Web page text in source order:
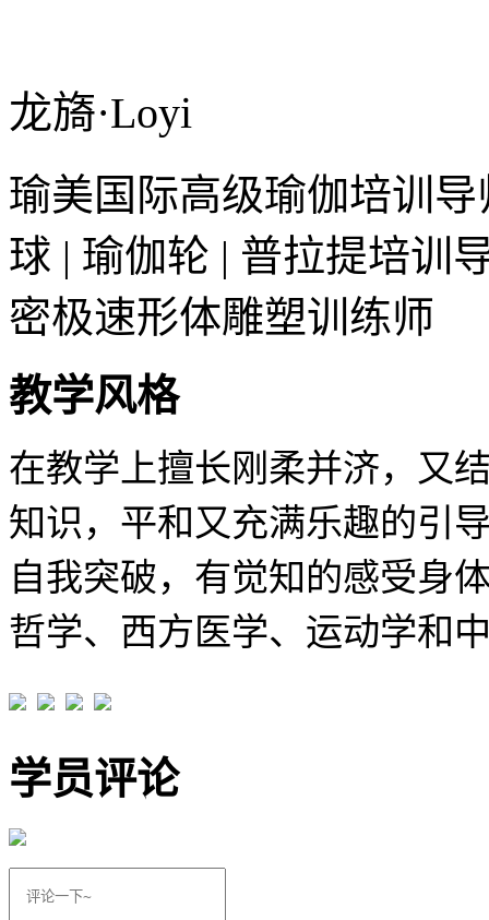
龙旖·Loyi
瑜美国际高级瑜伽培训
球 | 瑜伽轮 | 普拉提培训
密极速形体雕塑训练师
教学风格
在教学上擅长刚柔并济，又
知识，平和又充满乐趣的引
自我突破，有觉知的感受身
哲学、西方医学、运动学和
学员评论